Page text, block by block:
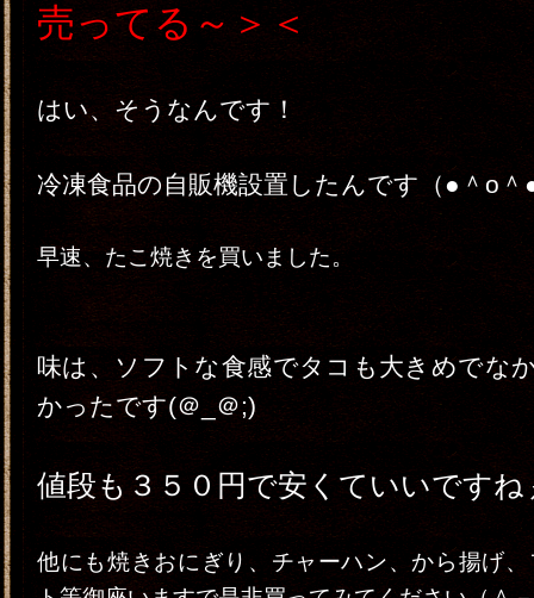
売ってる～＞＜
はい、そうなんです！
冷凍食品の自販機設置したんです（●＾o＾
早速、たこ焼きを買いました。
味は、ソフトな食感でタコも大きめでな
かったです(＠_＠;)
値段も３５０円で安くていいですね
他にも焼きおにぎり、チャーハン、から揚げ